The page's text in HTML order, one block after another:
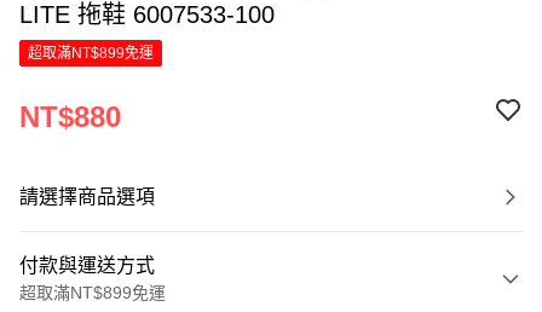
LITE 拖鞋 6007533-100
超取滿NT$899免運
NT$880
請選擇商品選項
付款與運送方式
超取滿NT$899免運